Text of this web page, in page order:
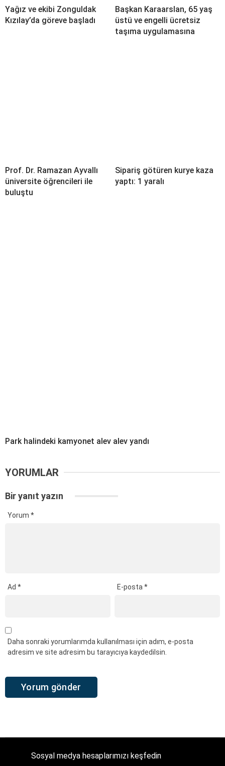
Yağız ve ekibi Zonguldak
Kızılay’da göreve başladı
Başkan Karaarslan, 65 yaş
üstü ve engelli ücretsiz
taşıma uygulamasına
Prof. Dr. Ramazan Ayvallı
üniversite öğrencileri ile
buluştu
Sipariş götüren kurye kaza
yaptı: 1 yaralı
Park halindeki kamyonet alev alev yandı
YORUMLAR
Bir yanıt yazın
Yorum *
Ad * E-posta*
Daha sonraki yorumlarımda kullanılması için adım, e-posta
adresim ve site adresim bu tarayıcıya kaydedilsin.
Sosyal medya hesaplarımızı keşfedin